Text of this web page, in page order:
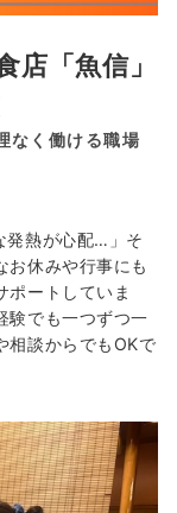
店「魚信」
なく働ける職場
発熱が心配…」そ
お休みや行事にも
ポートしていま
験でも一つずつ一
相談からでもOKで